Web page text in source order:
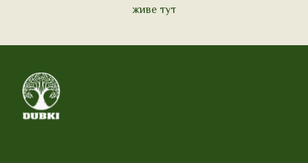
живе тут